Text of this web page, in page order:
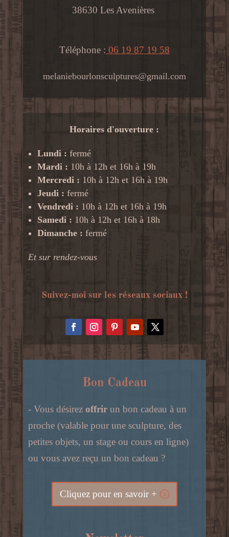
38630 Les Avenières
Téléphone : 06 19 87 19 58
melaniebourlonsculptures@gmail.com
Horaires d'ouverture :
Lundi : fermé
Mardi : 10h à 12h et 16h à 19h
Mercredi : 10h à 12h et 16h à 19h
Jeudi : fermé
Vendredi : 10h à 12h et 16h à 19h
Samedi : 10h à 12h et 16h à 18h
Dimanche : fermé
Et sur rendez-vous
Suivez-moi sur les réseaux sociaux !
Bon Cadeau
- Vous désirez offrir un bon cadeau à un
proche (valable pour une sculpture, des
petites objets, un stage ou cours en ligne)
ou vous avez reçu un bon cadeau ?
Cliquez pour en savoir +